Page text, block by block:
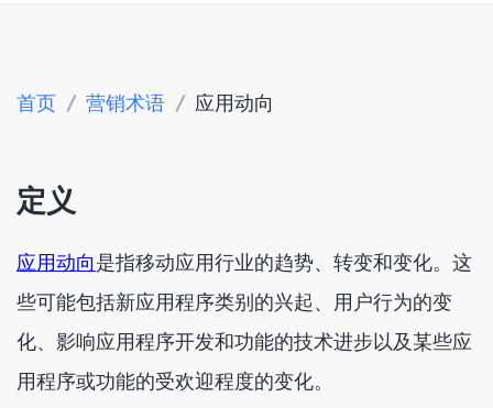
首页 / 营销术语 / 应用动向
定义
应用动向是指移动应用行业的趋势、转变和变化。这
些可能包括新应用程序类别的兴起、用户行为的变
化、影响应用程序开发和功能的技术进步以及某些应
用程序或功能的受欢迎程度的变化。